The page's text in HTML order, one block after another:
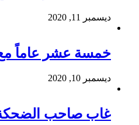
ديسمبر 11, 2020
خمسة عشر عاماً مع
ديسمبر 10, 2020
غاب صاحب الضحكة